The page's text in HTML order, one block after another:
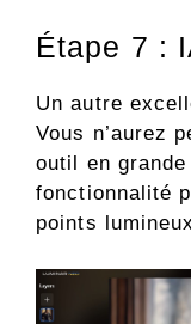
Étape 7 :
Un autre
Vous n’aurez
outil en
fonctionnalité
points